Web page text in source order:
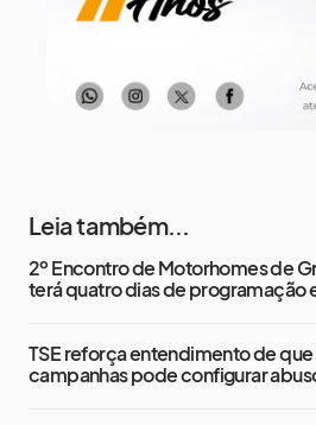
Leia também...
2º Encontro de Motorhomes de
terá quatro dias de programação
TSE reforça entendimento de
campanhas pode configurar